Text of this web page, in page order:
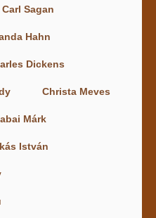
Carl Sagan
Hahn
Dickens
Christa Meves
Márk
István